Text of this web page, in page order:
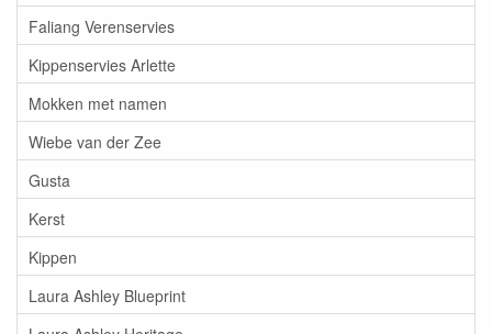
Faliang Verenservies
Kippenservies Arlette
Mokken met namen
Wiebe van der Zee
Gusta
Kerst
Kippen
Laura Ashley Blueprint